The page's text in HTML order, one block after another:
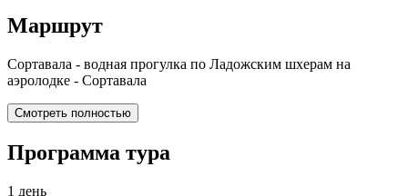
Маршрут
Сортавала - водная прогулка по Ладожским шхерам на
аэролодке - Сортавала
Смотреть полностью
Программа тура
1 день